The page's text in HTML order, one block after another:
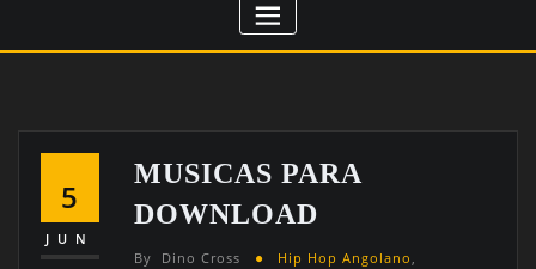
5
JUN
MUSICAS PARA
DOWNLOAD
By Dino Cross Hip Hop Angolano ,